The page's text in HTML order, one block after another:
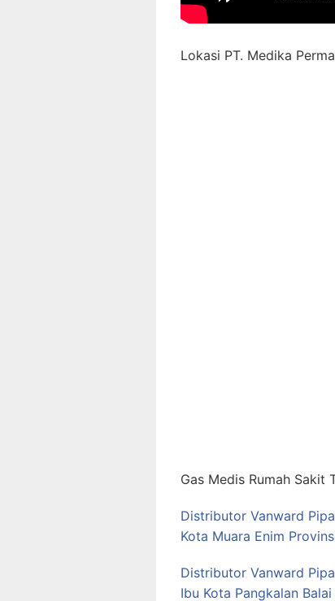
Lokasi PT. Medika
Gas Medis Rumah Sakit
Distributor Vanward
Kota Muara Enim
Distributor Vanward
Ibu Kota Pangkalan